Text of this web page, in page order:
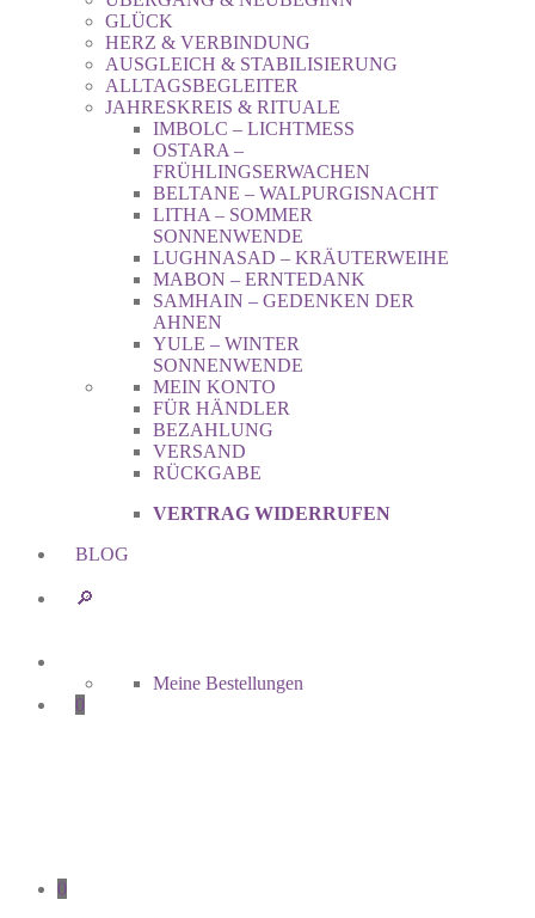
GLÜCK
HERZ & VERBINDUNG
AUSGLEICH & STABILISIERUNG
ALLTAGSBEGLEITER
JAHRESKREIS & RITUALE
IMBOLC – LICHTMESS
OSTARA –
FRÜHLINGSERWACHEN
BELTANE – WALPURGISNACHT
LITHA – SOMMER
SONNENWENDE
LUGHNASAD – KRÄUTERWEIHE
MABON – ERNTEDANK
SAMHAIN – GEDENKEN DER
AHNEN
YULE – WINTER
SONNENWENDE
MEIN KONTO
FÜR HÄNDLER
BEZAHLUNG
VERSAND
RÜCKGABE
VERTRAG WIDERRUFEN
BLOG
🔎︎
Meine Bestellungen
0
0